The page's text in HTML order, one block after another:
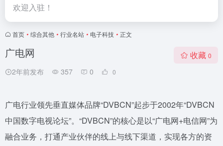
欢迎入驻！
首页 • 综合其他 • 行业名站 • 电子科技 • 正文
广电网
2年前发布 357 0 0
收藏 0
广电行业领先垂直媒体品牌“DVBCN”起步于2002年“DVBCN
中国数字电视论坛”。“DVBCN”的核心是以“广电网+电信网”为
融合业务，打通产业伙伴的线上与线下渠道，实现各方的资